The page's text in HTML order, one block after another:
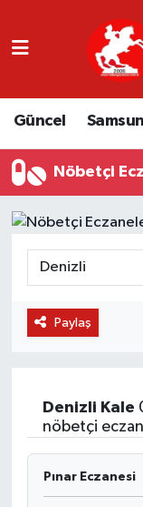
Güncel Samsun
Nöbetçi
Paylaş
Denizli Kale
nöbetçi
Pınar Eczanesi
GÜNCEL
SAMSUN
YAŞAM